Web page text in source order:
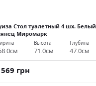
Стол туалетный 4 шх. Белый
Миромарк
Высота
71.0см
Глубина
47.0см
грн